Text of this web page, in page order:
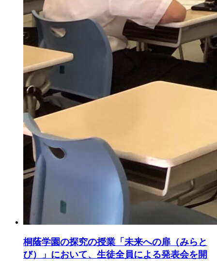
桐蔭学園の探究の授業「未来への扉（みらと
び）」において、生徒全員による発表会を開